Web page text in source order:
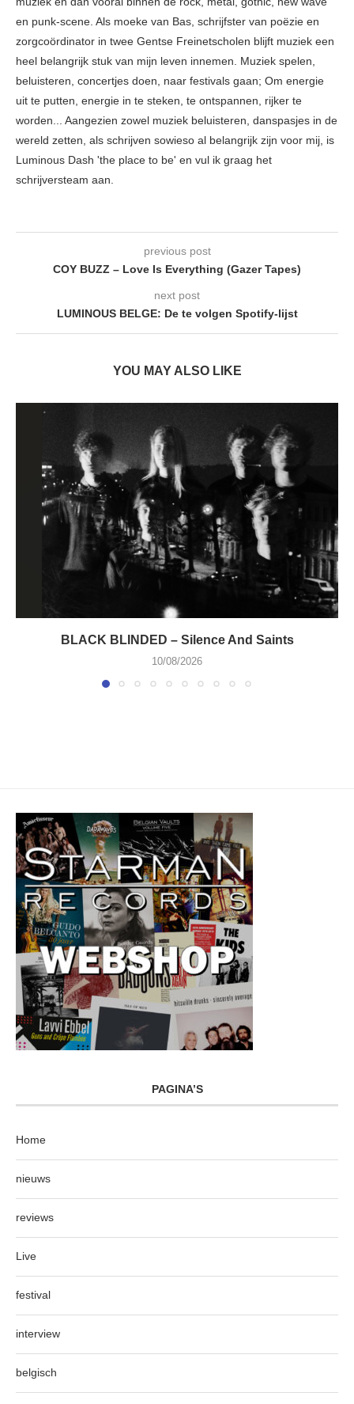
en punk-scene. Als moeke van Bas, schrijfster van poëzie en
zorgcoördinator in twee Gentse Freinetscholen blijft muziek een
heel belangrijk stuk van mijn leven innemen. Muziek spelen,
beluisteren, concertjes doen, naar festivals gaan; Om energie
uit te putten, energie in te steken, te ontspannen, rijker te
worden... Aangezien zowel muziek beluisteren, danspasjes in de
wereld zetten, als schrijven sowieso al belangrijk zijn voor mij, is
Luminous Dash 'the place to be' en vul ik graag het
schrijversteam aan.
previous post
COY BUZZ – Love Is Everything (Gazer Tapes)
next post
LUMINOUS BELGE: De te volgen Spotify-lijst
YOU MAY ALSO LIKE
BLACK BLINDED – Silence And Saints
10/08/2026
PAGINA’S
Home
nieuws
reviews
Live
festival
interview
belgisch